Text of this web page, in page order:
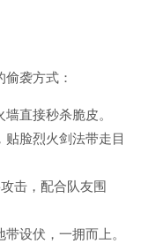
袭方式：
直接秒杀脆皮。
脸烈火剑法带走目
击，配合队友围
设伏，一拥而上。